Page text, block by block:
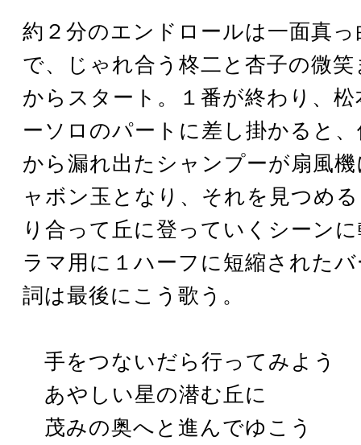
約２分のエンドロールは一面真っ
で、じゃれ合う柊二と杏子の微
からスタート。１番が終わり、
ーソロのパートに差し掛かると
から漏れ出たシャンプーが扇風
ャボン玉となり、それを見つめ
り合って丘に登っていくシーン
ラマ用に１ハーフに短縮された
詞は最後にこう歌う。
手をつないだら行ってみよう
あやしい星の潜む丘に
茂みの奥へと進んでゆこう